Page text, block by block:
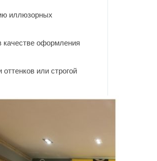
иллюзорных
качестве оформления
или строгой